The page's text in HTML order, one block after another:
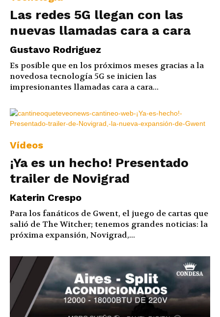
Las redes 5G llegan con las
nuevas llamadas cara a cara
Gustavo Rodriguez
Es posible que en los próximos meses gracias a la
novedosa tecnología 5G se inicien las
impresionantes llamadas cara a cara...
Vídeos
¡Ya es un hecho! Presentado
trailer de Novigrad
Katerin Crespo
Para los fanáticos de Gwent, el juego de cartas que
salió de The Witcher; tenemos grandes noticias: la
próxima expansión, Novigrad,...